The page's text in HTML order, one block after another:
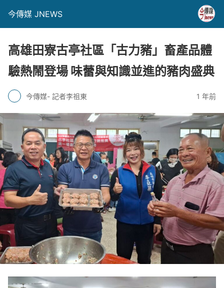
今傳媒 JNEWS
高雄田寮古亭社區「古力豬」畜產品體
驗熱鬧登場 味蕾與知識並進的豬肉盛典
今傳媒- 記者李祖東 1 年前